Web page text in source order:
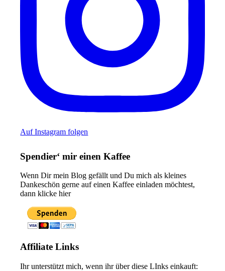
Auf Instagram folgen
Spendier‘ mir einen Kaffee
Wenn Dir mein Blog gefällt und Du mich als kleines
Dankeschön gerne auf einen Kaffee einladen möchtest,
dann klicke hier
Affiliate Links
Ihr unterstützt mich, wenn ihr über diese LInks einkauft: